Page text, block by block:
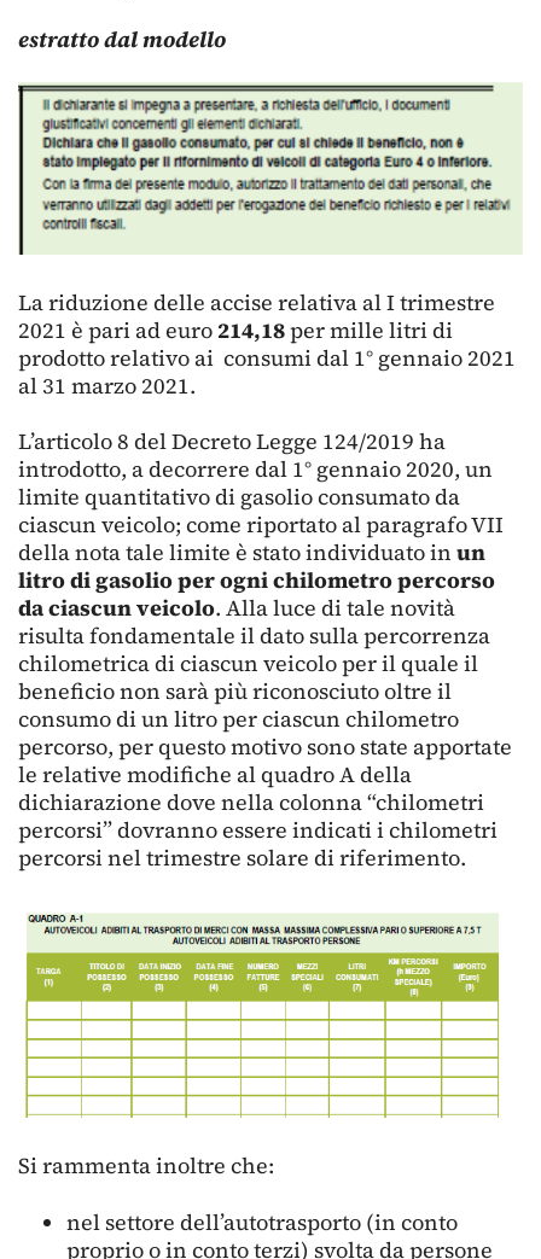
estratto dal modello
La riduzione delle accise relativa al I trimestre
2021 è pari ad euro 214,18per mille litri di
prodotto relativo ai consumi dal 1° gennaio 2021
al 31 marzo 2021.
L’articolo 8 del Decreto Legge 124/2019 ha
introdotto, a decorrere dal 1° gennaio 2020, un
limite quantitativo di gasolio consumato da
ciascun veicolo; come riportato al paragrafo VII
della nota tale limite è stato individuato in un
litro di gasolio per ogni chilometro percorso
da ciascun veicolo. Alla luce di tale novità
risulta fondamentale il dato sulla percorrenza
chilometrica di ciascun veicolo per il quale il
beneficio non sarà più riconosciuto oltre il
consumo di un litro per ciascun chilometro
percorso, per questo motivo sono state apportate
le relative modifiche al quadro A della
dichiarazione dove nella colonna “chilometri
percorsi” dovranno essere indicati i chilometri
percorsi nel trimestre solare di riferimento.
Si rammenta inoltre che:
nel settore dell’autotrasporto (in conto
proprio o in conto terzi) svolta da persone